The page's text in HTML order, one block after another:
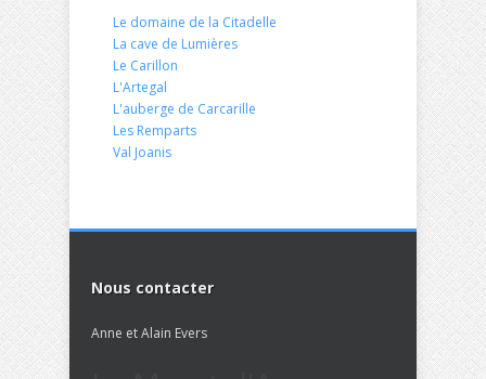
Le domaine de la Citadelle
La cave de Lumières
Le Carillon
L'Artegal
L'auberge de Carcarille
Les Remparts
Val Joanis
Nous contacter
Anne et Alain Evers